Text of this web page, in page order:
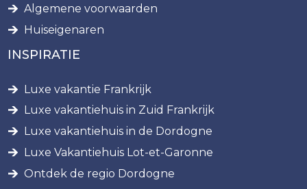
Algemene voorwaarden
Huiseigenaren
INSPIRATIE
Luxe vakantie Frankrijk
Luxe vakantiehuis in Zuid Frankrijk
Luxe vakantiehuis in de Dordogne
Luxe Vakantiehuis Lot-et-Garonne
Ontdek de regio Dordogne